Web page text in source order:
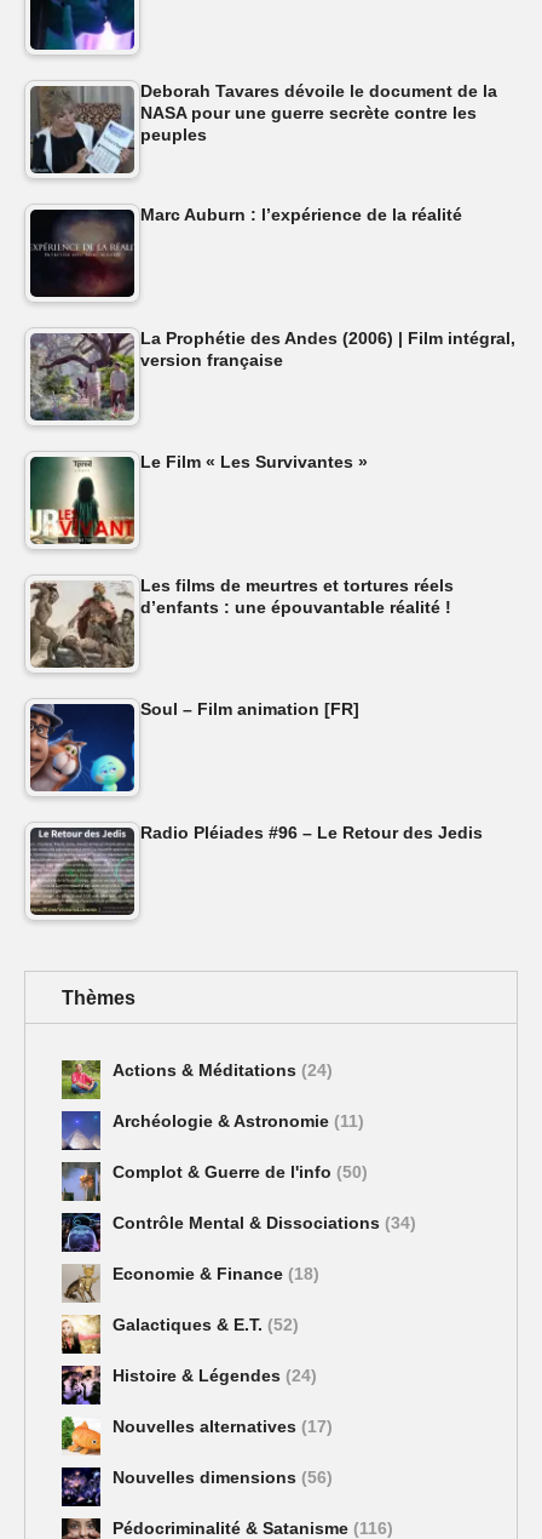
Deborah Tavares dévoile le document de la
NASA pour une guerre secrète contre les
peuples
Marc Auburn : l’expérience de la réalité
La Prophétie des Andes (2006) | Film intégral,
version française
Le Film « Les Survivantes »
Les films de meurtres et tortures réels
d’enfants : une épouvantable réalité !
Soul – Film animation [FR]
Radio Pléiades #96 – Le Retour des Jedis
Thèmes
Actions & Méditations (24)
Archéologie & Astronomie (11)
Complot & Guerre de l'info (50)
Contrôle Mental & Dissociations (34)
Economie & Finance (18)
Galactiques & E.T. (52)
Histoire & Légendes (24)
Nouvelles alternatives (17)
Nouvelles dimensions (56)
Pédocriminalité & Satanisme (116)